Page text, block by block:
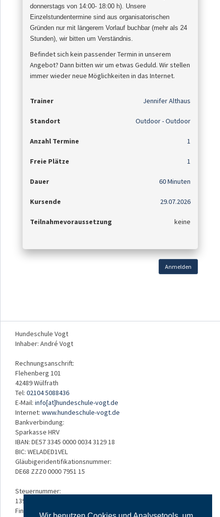
donnerstags von 14:00- 18:00 h). Unsere
Einzelstundentermine sind aus organisatorischen
Gründen nur mit längerem Vorlauf buchbar (mehr als 24
Stunden), wir bitten um Verständnis.
Befindet sich kein passender Termin in unserem
Angebot? Dann bitten wir um etwas Geduld. Wir stellen
immer wieder neue Möglichkeiten in das Internet.
Trainer Jennifer Althaus
Standort Outdoor - Outdoor
Anzahl Termine 1
Freie Plätze 1
Dauer 60 Minuten
Kursende 29.07.2026
Teilnahmevoraussetzung keine
Anmelden
Hundeschule Vogt
Inhaber: André Vogt
Rechnungsanschrift:
Flehenberg 101
42489 Wülfrath
Tel: 02104 5088436
E-Mail: info[at]hundeschule-vogt.de
Internet: www.hundeschule-vogt.de
Bankverbindung:
Sparkasse HRV
IBAN: DE57 3345 0000 0034 3129 18
BIC: WELADED1VEL
Gläubigeridentifikationsnummer:
DE68 ZZZ0 0000 7951 15
Steuernummer:
139/5234/3050
Finanzamt: